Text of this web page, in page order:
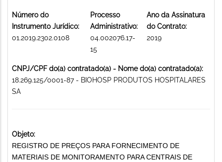
Número do
Instrumento Jurídico:
01.2019.2302.0108
Processo
Administrativo:
04.002076.17-
15
Ano da Assinatura
do Contrato:
2019
CNPJ/CPF do(a) contratado(a) - Nome do(a) contratado(a):
18.269.125/0001-87 - BIOHOSP PRODUTOS HOSPITALARES
SA
Objeto:
REGISTRO DE PREÇOS PARA FORNECIMENTO DE
MATERIAIS DE MONITORAMENTO PARA CENTRAIS DE